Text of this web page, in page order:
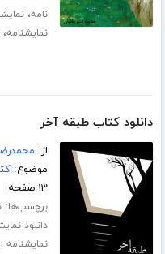
نامه،
نمایشنامه،
دانلود کتاب طبقه آخر
از:
موضوع:
۱۳ صفحه
برچسب‌ها:
دانلود
نمایشنامه